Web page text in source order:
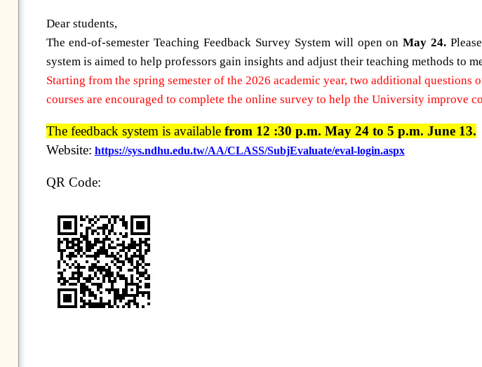
Dear students,
The end-of-semester Teaching Feedback Survey System will open onMay 24.
system is aimed to help professors gain insights and adjust their teaching methods to
Starting from the spring semester of the 2026 academic year, two additional
courses are encouraged to complete the online survey to help the University improve
The feedback system is available from 12 :30 p.m. May 24 to 5 p.m. June 13.
Website: https://sys.ndhu.edu.tw/AA/CLASS/SubjEvaluate/eval-login.aspx
QR Code: